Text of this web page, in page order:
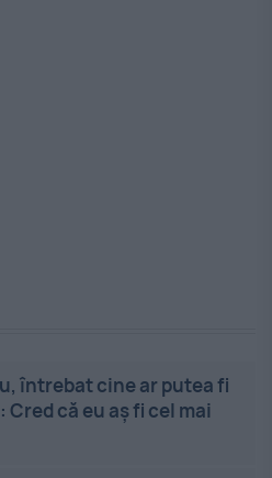
întrebat cine ar putea fi
că eu aș fi cel mai